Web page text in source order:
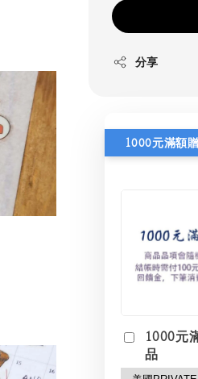
分享
1000元滿額贈
1000元
品